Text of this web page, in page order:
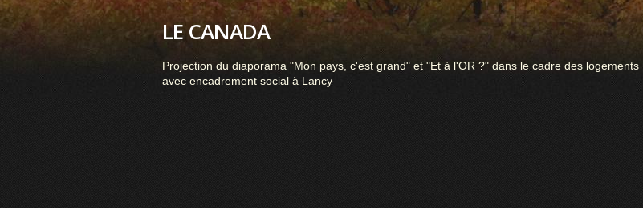
LE CANADA
Projection du diaporama "Mon pays, c'est grand" et "Et à l'OR ?" dans le cadre des logements
avec encadrement social à Lancy